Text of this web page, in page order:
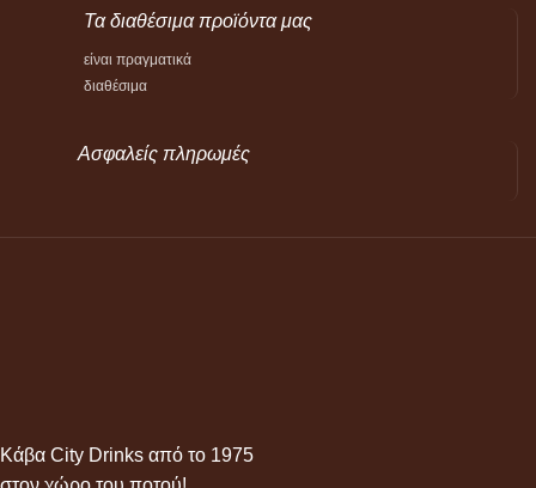
Τα διαθέσιμα προϊόντα μας
είναι πραγματικά
διαθέσιμα
Ασφαλείς πληρωμές
Κάβα City Drinks από το 1975